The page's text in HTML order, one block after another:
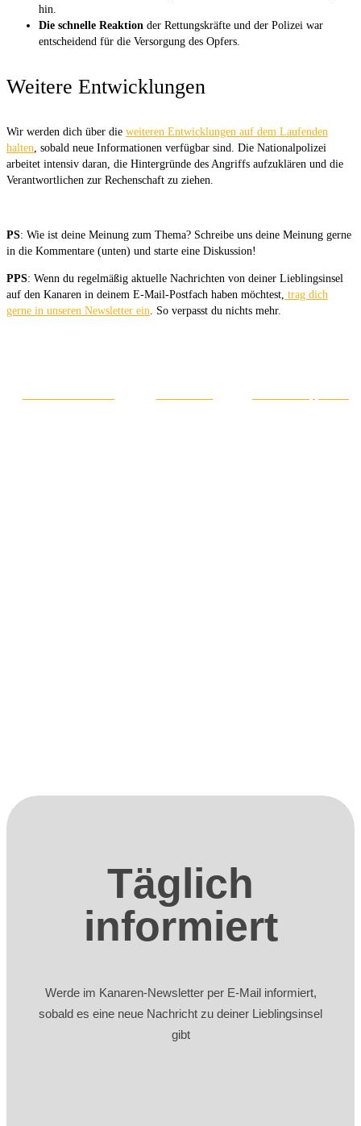
hin.
Die schnelle Reaktion der Rettungskräfte und der Polizei war
entscheidend für die Versorgung des Opfers.
Weitere Entwicklungen
Wir werden dich über die weiteren Entwicklungen auf dem Laufenden
halten , sobald neue Informationen verfügbar sind. Die Nationalpolizei
arbeitet intensiv daran, die Hintergründe des Angriffs aufzuklären und die
Verantwortlichen zur Rechenschaft zu ziehen.
PS: Wie ist deine Meinung zum Thema? Schreibe uns deine Meinung gerne
in die Kommentare (unten) und starte eine Diskussion!
PPS: Wenn du regelmäßig aktuelle Nachrichten von deiner Lieblingsinsel
auf den Kanaren in deinem E-Mail-Postfach haben möchtest, trag dich
gerne in unseren Newsletter ein . So verpasst du nichts mehr.
Täglich
informiert
Werde im Kanaren-Newsletter per E-Mail informiert,
sobald es eine neue Nachricht zu deiner Lieblingsinsel
gibt